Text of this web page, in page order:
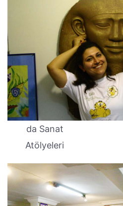
da Sanat
Atölyeleri